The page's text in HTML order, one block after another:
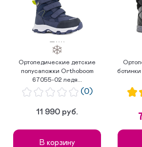
Ортопедические детские
полусапожки Orthoboom
67055-02 ледя...
(0)
11 990 руб.
В корзину